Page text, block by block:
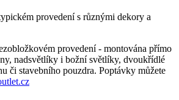
provedení s různými dekory a
provedení - montována přímo
nadsvětlíky i božní světlíky, dvoukřídlé
či stavebního pouzdra. Poptávky můžete